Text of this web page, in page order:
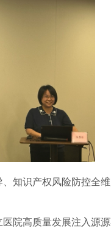
知识产权风险防控全
院高质量发展注入源源